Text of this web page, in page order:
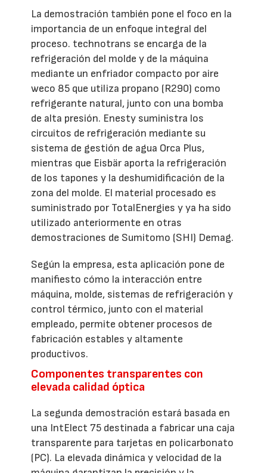
La demostración también pone el foco en la
importancia de un enfoque integral del
proceso. technotrans se encarga de la
refrigeración del molde y de la máquina
mediante un enfriador compacto por aire
weco 85 que utiliza propano (R290) como
refrigerante natural, junto con una bomba
de alta presión. Enesty suministra los
circuitos de refrigeración mediante su
sistema de gestión de agua Orca Plus,
mientras que Eisbär aporta la refrigeración
de los tapones y la deshumidificación de la
zona del molde. El material procesado es
suministrado por TotalEnergies y ya ha sido
utilizado anteriormente en otras
demostraciones de Sumitomo (SHI) Demag.
Según la empresa, esta aplicación pone de
manifiesto cómo la interacción entre
máquina, molde, sistemas de refrigeración y
control térmico, junto con el material
empleado, permite obtener procesos de
fabricación estables y altamente
productivos.
Componentes transparentes con
elevada calidad óptica
La segunda demostración estará basada en
una IntElect 75 destinada a fabricar una caja
transparente para tarjetas en policarbonato
(PC). La elevada dinámica y velocidad de la